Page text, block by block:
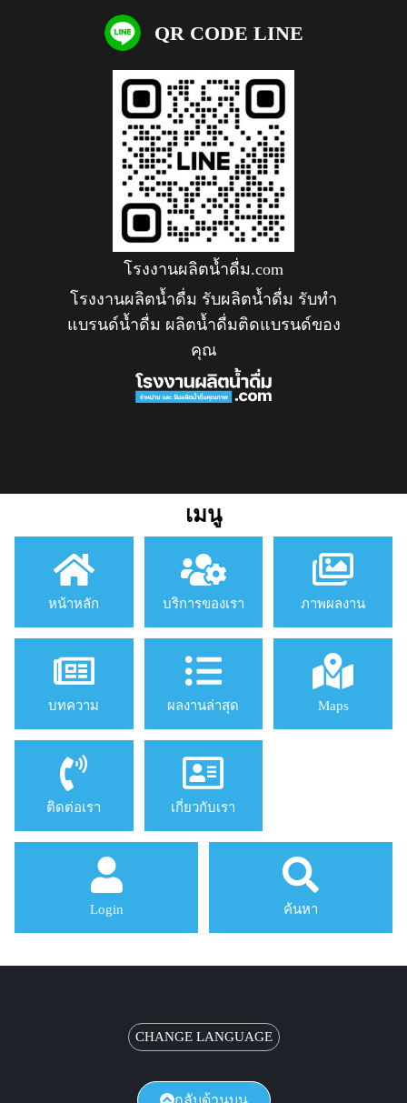
QR CODE LINE
โรงงานผลิตน้ำดื่ม.com
โรงงานผลิตน้ำดื่ม รับผลิตน้ำดื่ม รับทำ
แบรนด์น้ำดื่ม ผลิตน้ำดื่มติดแบรนด์ของ
คุณ
เมนู
หน้าหลัก บริการของเรา ภาพผลงาน
บทความ ผลงานล่าสุด Maps
ติดต่อเรา เกี่ยวกับเรา
Login ค้นหา
CHANGE LANGUAGE